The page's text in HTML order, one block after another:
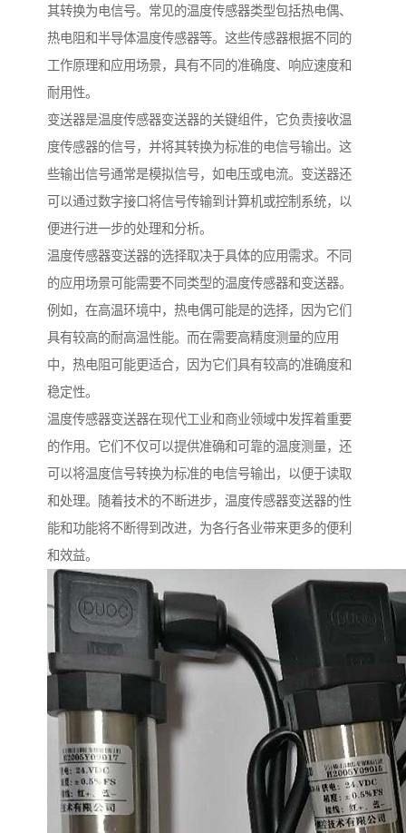
其转换为电信号。常见的温度传感器类型包括热电偶、
热电阻和半导体温度传感器等。这些传感器根据不同的
工作原理和应用场景，具有不同的准确度、响应速度和
耐用性。
变送器是温度传感器变送器的关键组件，它负责接收温
度传感器的信号，并将其转换为标准的电信号输出。这
些输出信号通常是模拟信号，如电压或电流。变送器还
可以通过数字接口将信号传输到计算机或控制系统，以
便进行进一步的处理和分析。
温度传感器变送器的选择取决于具体的应用需求。不同
的应用场景可能需要不同类型的温度传感器和变送器。
例如，在高温环境中，热电偶可能是的选择，因为它们
具有较高的耐高温性能。而在需要高精度测量的应用
中，热电阻可能更适合，因为它们具有较高的准确度和
稳定性。
温度传感器变送器在现代工业和商业领域中发挥着重要
的作用。它们不仅可以提供准确和可靠的温度测量，还
可以将温度信号转换为标准的电信号输出，以便于读取
和处理。随着技术的不断进步，温度传感器变送器的性
能和功能将不断得到改进，为各行各业带来更多的便利
和效益。